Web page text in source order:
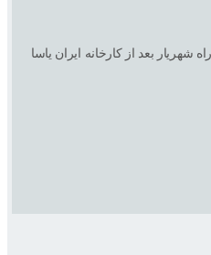
سه راه شهریار بعد از کارخانه ایران یاسا